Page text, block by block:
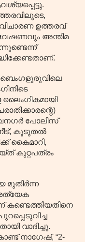
ഉത്തരവ്
അന്തിമ
പോലീസ്
കൂടുതൽ
കൈമാറി,
കുറ്റപത്രം
മുതിർന്ന
കണ്ടെത്തിയതിനെ
വാദിച്ചു.
നാഗേഷ്, “2-